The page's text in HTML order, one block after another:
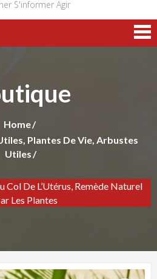
S'informer Agir
Home
Plantes De Vie, Arbustes
Utiles
Col De L’Utérus, Remède Naturel
Les Plantes